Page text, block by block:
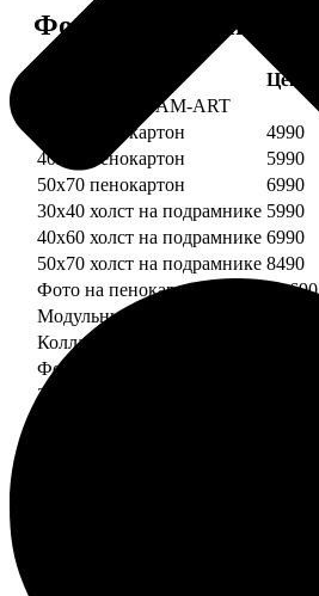
Форматы и цены
Цена,
Картины DREAM-ART
30х40 пенокартон
4990
40х60 пенокартон
5990
50х70 пенокартон
6990
30х40 холст на подрамнике 5990
40х60 холст на подрамнике 6990
50х70 холст на подрамнике 8490
Фото на пенокартоне
от 690
Модульный пенокартон
Коллаж на пенокартоне
ФотоМозаика
30х40 пенокартон